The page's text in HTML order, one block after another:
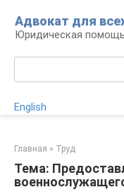
контенту
Адвокат для
Юридическая
English
Главная » Труд
Тема: